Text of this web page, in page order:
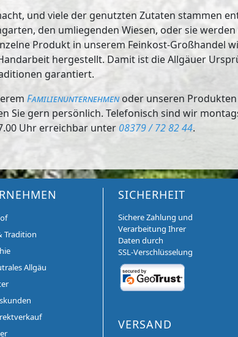
und viele der genutzten Zutaten stammen
den umliegenden Wiesen, oder sie
Produkt in unserem Feinkost-Großhandel
hergestellt. Damit ist die Allgäuer
garantiert.
Familienunternehmenoder unseren
Sie gern persönlich. Telefonisch sind wir
Uhr erreichbar unter 08379 / 72 82 44.
Tradition
Allgäu
SICHERHEIT
Sichere Zahlung und
Verarbeitung Ihrer
Daten durch
SSL-Verschlüsselung
VERSAND